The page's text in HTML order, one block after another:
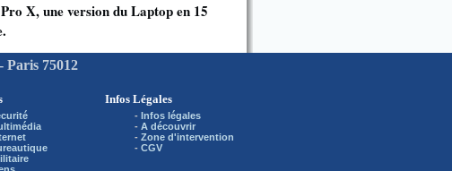
X, une version du Laptop en 15
Paris 75012
Infos Légales
- Infos légales
- A découvrir
- Zone d'intervention
- CGV